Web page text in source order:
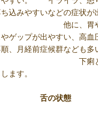
込みやすいなどの症状が
胃やお腹
ゲップが出やすい、高血
順、月経前症候群など
と便秘
たりもし
舌の状態